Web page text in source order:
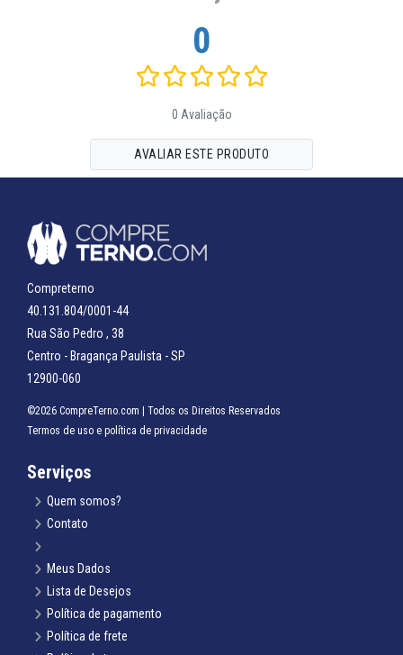
0
0 Avaliação
AVALIAR ESTE PRODUTO
Compreterno
40.131.804/0001-44
Rua São Pedro , 38
Centro - Bragança Paulista - SP
12900-060
©2026 CompreTerno.com | Todos os Direitos Reservados
Termos de uso e política de privacidade
Serviços
Quem somos?
Contato
Meus Dados
Lista de Desejos
Política de pagamento
Política de frete